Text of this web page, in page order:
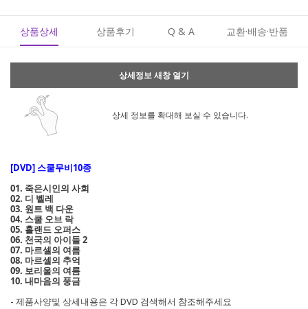
상품상세 상품후기 Q & A 교환·배송·반품
상세정보 새창 열기
상세 정보를 확대해 보실 수 있습니다.
[DVD] 스쿨무비10종
01. 죽은시인의 사회
02. 디 벨레
03. 원트 백 다운
04. 스쿨 오브 락
05. 홀랜드 오퍼스
06. 천국의 아이들 2
07. 마르셀의 여름
08. 마르셀의 추억
09. 보리울의 여름
10. 내마음의 풍금
- 제품사양및 상세내용은 각 DVD 검색해서 참조해주세요